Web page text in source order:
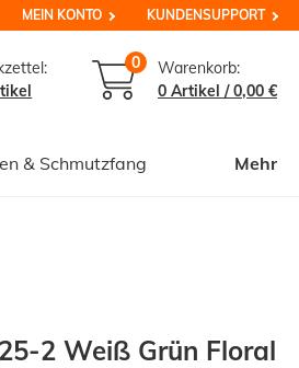
MEIN KONTO KUNDENSUPPORT
0
Warenkorb:
0 Artikel /0,00 €
& Schmutzfang Mehr
2 Weiß Grün Floral